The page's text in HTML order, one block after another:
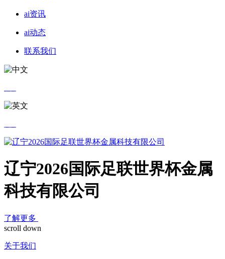
ai资讯
ai动态
联系我们
辽宁2026国际足联世界杯金属
科技有限公司
了解更多
scroll down
关于我们